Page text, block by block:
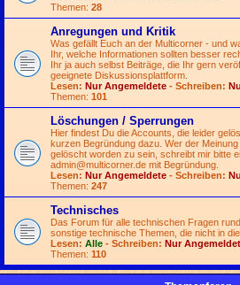
Themen: 28
Anregungen und Kritik
Was gefällt Euch an der Multicorner - und
Ihr, welche Informationen sollten besser
Ihr ja auch selbst Beiträge, die Ihr gern
geeignete Diskussionsplattform.
Lesen: Nur Angemeldete - Schreiben:
Themen: 101
Löschungen / Sperrungen
Hier findest Du die Accounts, die leider
kurzen Begründung dazu. Wer der
gelöscht worden zu sein, schreibt mir bitte
admin@multicorner.de mit Begründung.
Lesen: Nur Angemeldete - Schreiben:
Themen: 247
Technisches
Das Forum für alle technischen Fragen
sonstige technische Themen, die nicht in
Lesen: Alle - Schreiben: Nur
Themen: 110